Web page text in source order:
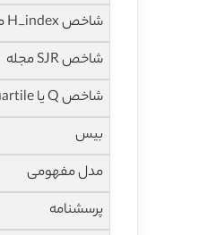
شاخص H_index مجله
شاخص SJR مجله
شاخص Q یا Quartile (چارک)
بیس
مدل مفهومی
پرسشنامه